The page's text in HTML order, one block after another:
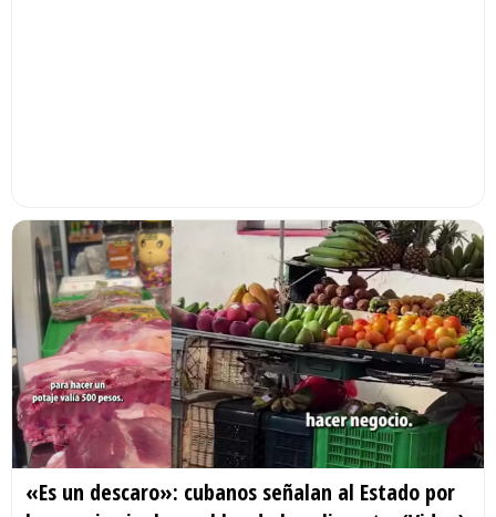
«Es un descaro»: cubanos señalan al Estado por